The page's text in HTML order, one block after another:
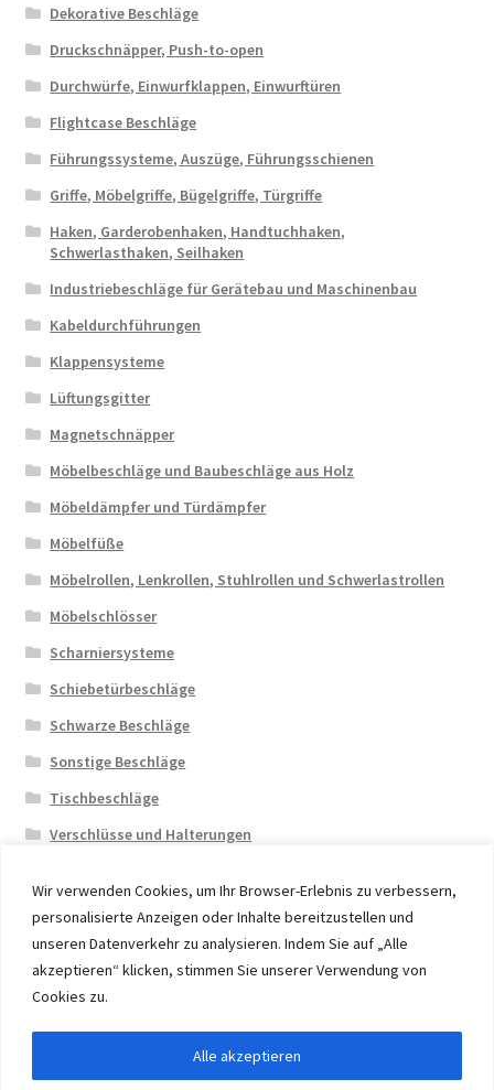
Wir verwenden Cookies, um Ihr Browser-Erlebnis zu verbessern,
personalisierte Anzeigen oder Inhalte bereitzustellen und
unseren Datenverkehr zu analysieren. Indem Sie auf „Alle
akzeptieren“ klicken, stimmen Sie unserer Verwendung von
Cookies zu.
Alle akzeptieren
Dekorative Beschläge
Druckschnäpper, Push-to-open
Durchwürfe, Einwurfklappen, Einwurftüren
Flightcase Beschläge
Führungssysteme, Auszüge, Führungsschienen
Griffe, Möbelgriffe, Bügelgriffe, Türgriffe
Haken, Garderobenhaken, Handtuchhaken,
Schwerlasthaken, Seilhaken
Industriebeschläge für Gerätebau und Maschinenbau
Kabeldurchführungen
Klappensysteme
Lüftungsgitter
Magnetschnäpper
Möbelbeschläge und Baubeschläge aus Holz
Möbeldämpfer und Türdämpfer
Möbelfüße
Möbelrollen, Lenkrollen, Stuhlrollen und Schwerlastrollen
Möbelschlösser
Scharniersysteme
Schiebetürbeschläge
Schwarze Beschläge
Sonstige Beschläge
Tischbeschläge
Verschlüsse und Halterungen
© 2026 Eruon Trade UG, Germany, member of the ERUON